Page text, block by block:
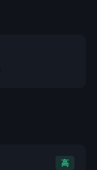
高